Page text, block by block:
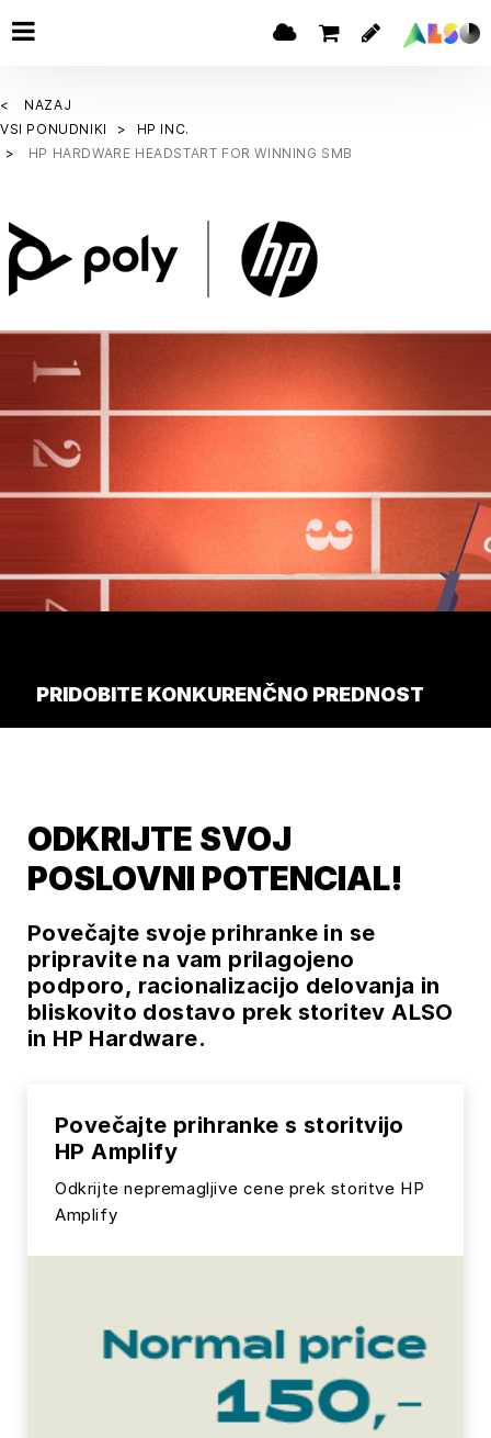
NAZAJ
VSI PONUDNIKI
HP INC.
HP HARDWARE HEADSTART FOR WINNING SMB
PRIDOBITE KONKURENČNO PREDNOST
ODKRIJTE SVOJ
POSLOVNI POTENCIAL!
Povečajte svoje prihranke in se
pripravite na vam prilagojeno
podporo, racionalizacijo delovanja in
bliskovito dostavo prek storitev ALSO
in HP Hardware.
Povečajte prihranke s storitvijo
HP Amplify
Odkrijte nepremagljive cene prek storitve HP
Amplify